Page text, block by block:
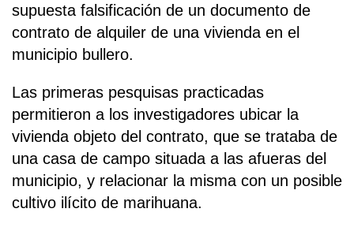
supuesta falsificación de un documento de
contrato de alquiler de una vivienda en el
municipio bullero.
Las primeras pesquisas practicadas
permitieron a los investigadores ubicar la
vivienda objeto del contrato, que se trataba de
una casa de campo situada a las afueras del
municipio, y relacionar la misma con un posible
cultivo ilícito de marihuana.